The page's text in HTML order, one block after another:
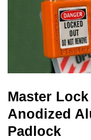
Master
Anodized
Padlock